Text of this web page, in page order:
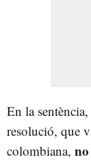
En la
resolució, que
colombiana,